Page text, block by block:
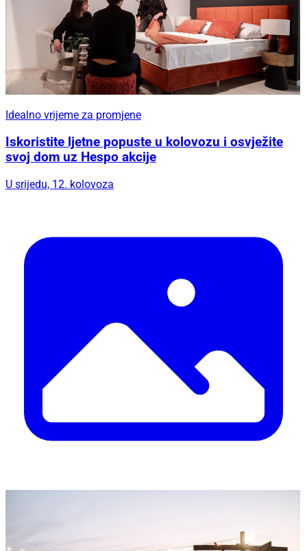
Idealno vrijeme za promjene
Iskoristite ljetne popuste u kolovozu i osvježite
svoj dom uz Hespo akcije
U srijedu, 12. kolovoza